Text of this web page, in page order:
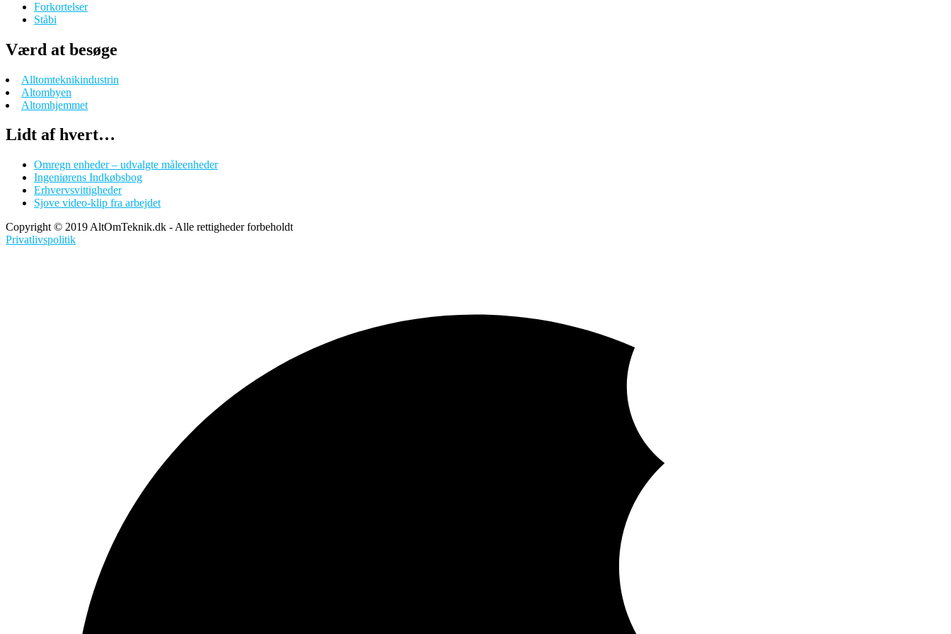
Forkortelser
Ståbi
Værd at besøge
Alltomteknikindustrin
Altombyen
Altomhjemmet
Lidt af hvert…
Omregn enheder – udvalgte måleenheder
Ingeniørens Indkøbsbog
Erhvervsvittigheder
Sjove video-klip fra arbejdet
Copyright © 2019 AltOmTeknik.dk - Alle rettigheder forbeholdt
Privatlivspolitik